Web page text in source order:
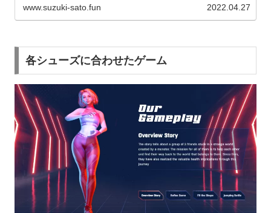
www.suzuki-sato.fun 2022.04.27
各シューズに合わせたゲーム